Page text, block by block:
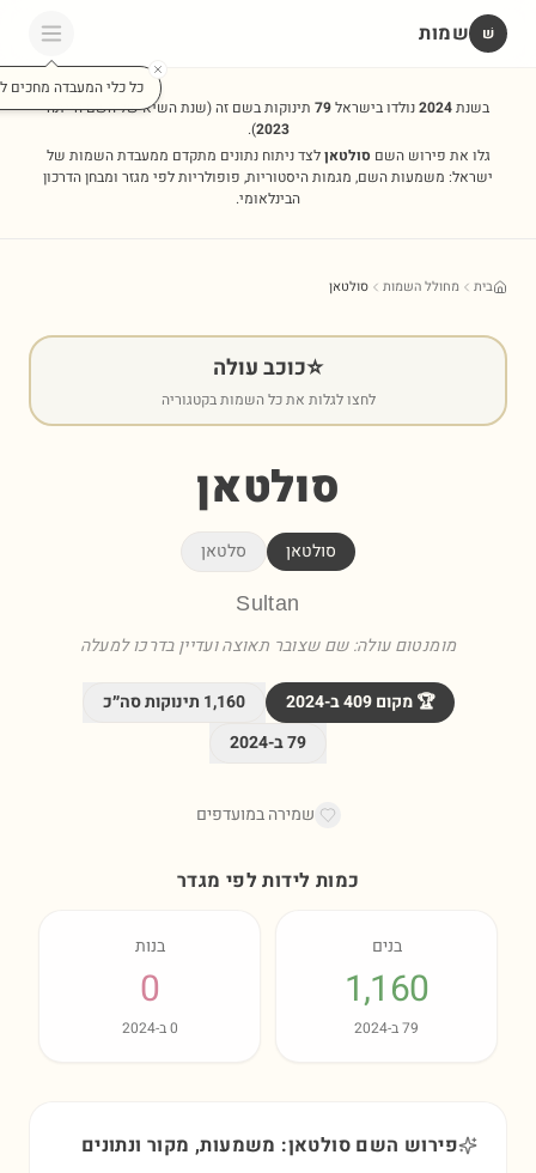
שׁ שמות
כל כלי המעבדה מחכים
בשנת2024נולדו בישראל79 תינוקות בשם זה(שנת השיא של השם הייתה
2023
).
גלו את פירוש השם סולטאןלצד ניתוח נתונים מתקדם ממעבדת השמות של
ישראל: משמעות השם, מגמות היסטוריות, פופולריות לפי מגזר ומבחן הדרכון
הבינלאומי.
בית מחולל השמות סולטאן
⭐כוכב עולה
לחצו לגלות את כל השמות בקטגוריה
סולטאן
סולטאן סלטאן
Sultan
מומנטום עולה: שם שצובר תאוצה ועדיין בדרכו למעלה
🏆 מקום409ב-2024
1,160 תינוקות סה״כ
79ב-2024
שמירה במועדפים
כמות לידות לפי מגדר
בנים
1,160
79ב-2024
בנות
0
0ב-2024
פירוש השם סולטאן: משמעות, מקור ונתונים